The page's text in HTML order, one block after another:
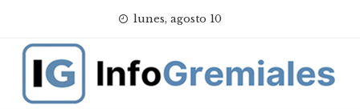
content
lunes, agosto 10